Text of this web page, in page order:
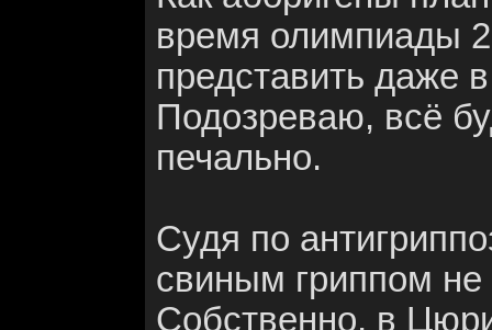
время олимпиады
представить даже
Подозреваю, всё
печально.
Судя по
свиным гриппом
Собственно, в